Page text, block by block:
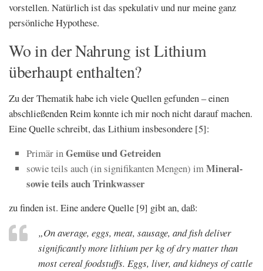
vorstellen. Natürlich ist das spekulativ und nur meine ganz
persönliche Hypothese.
Wo in der Nahrung ist Lithium
überhaupt enthalten?
Zu der Thematik habe ich viele Quellen gefunden – einen
abschließenden Reim konnte ich mir noch nicht darauf machen.
Eine Quelle schreibt, das Lithium insbesondere [5]:
Primär inGemüse und Getreiden
sowie teils auch (in signifikanten Mengen) imMineral-
sowie teils auch Trinkwasser
zu finden ist. Eine andere Quelle [9] gibt an, daß:
„On average, eggs, meat, sausage, and fish deliver
significantly more lithium per kg of dry matter than
most cereal foodstuffs. Eggs, liver, and kidneys of cattle